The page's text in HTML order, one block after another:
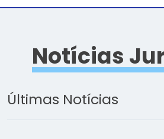
Notícias
Últimas Notícias